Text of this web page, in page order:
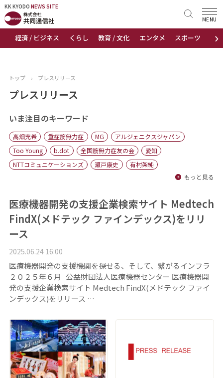
KK KYODO NEWS SITE
›
経済 / ビジネス くらし 教育 / 文化 エンタメ スポーツ 地域
MENU
KK KYODONEWS SITE
トップページ
ニュース
おすすめコンテンツ
出版物
会社概要
トップ › プレスリリース
プレスリリース
いま注目のキーワード
高畑充希 重症筋無力症 MG
アルジェニクスジャパン
Too Young
b.dot 全国筋無力症友の会
愛知
NTTコミュニケーションズ
瀬戸康史
有村架純
もっと見る
医療機器開発の支援企業検索サイト Medtech
FindX(メドテック ファインデックス)をリリ
ース
2025.06.24 16:00
医療機器開発の支援機関を探せる、そして、繋がるインフラ
２０２５年６月 公益財団法人医療機器センター 医療機器開
発の支援企業検索サイト Medtech FindX(メドテック ファイ
ンデックス)をリリース …